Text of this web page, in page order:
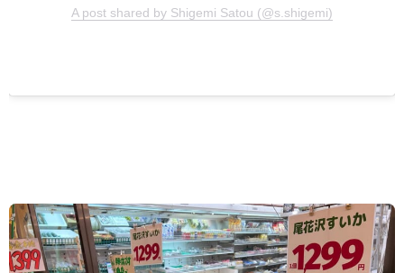
A post shared by Shigemi Satou (@s.shigemi)